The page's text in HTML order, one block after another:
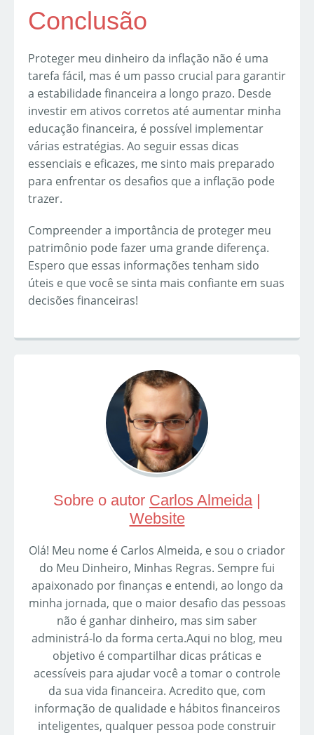
Conclusão
Proteger meu dinheiro da inflação não é uma
tarefa fácil, mas é um passo crucial para garantir
a estabilidade financeira a longo prazo. Desde
investir em ativos corretos até aumentar minha
educação financeira, é possível implementar
várias estratégias. Ao seguir essas dicas
essenciais e eficazes, me sinto mais preparado
para enfrentar os desafios que a inflação pode
trazer.
Compreender a importância de proteger meu
patrimônio pode fazer uma grande diferença.
Espero que essas informações tenham sido
úteis e que você se sinta mais confiante em suas
decisões financeiras!
Sobre o autor Carlos Almeida|
Website
Olá! Meu nome é Carlos Almeida, e sou o criador
do Meu Dinheiro, Minhas Regras. Sempre fui
apaixonado por finanças e entendi, ao longo da
minha jornada, que o maior desafio das pessoas
não é ganhar dinheiro, mas sim saber
administrá-lo da forma certa.Aqui no blog, meu
objetivo é compartilhar dicas práticas e
acessíveis para ajudar você a tomar o controle
da sua vida financeira. Acredito que, com
informação de qualidade e hábitos financeiros
inteligentes, qualquer pessoa pode construir